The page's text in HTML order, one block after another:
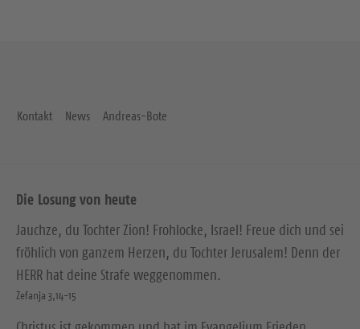
Kontakt News Andreas-Bote
Die Losung von heute
Jauchze, du Tochter Zion! Frohlocke, Israel! Freue dich und sei
fröhlich von ganzem Herzen, du Tochter Jerusalem! Denn der
HERR hat deine Strafe weggenommen.
Zefanja 3,14-15